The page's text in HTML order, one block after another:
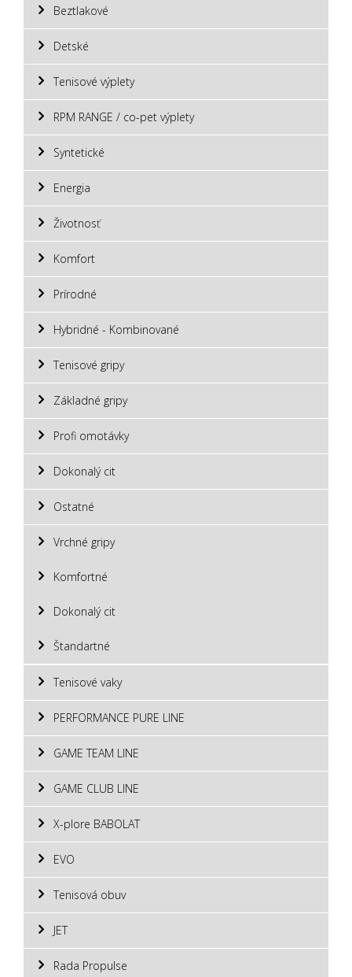
Beztlakové
Detské
Tenisové výplety
RPM RANGE / co-pet výplety
Syntetické
Energia
Životnosť
Komfort
Prírodné
Hybridné - Kombinované
Tenisové gripy
Základné gripy
Profi omotávky
Dokonalý cit
Ostatné
Vrchné gripy
Komfortné
Dokonalý cit
Štandartné
Tenisové vaky
PERFORMANCE PURE LINE
GAME TEAM LINE
GAME CLUB LINE
X-plore BABOLAT
EVO
Tenisová obuv
JET
Rada Propulse